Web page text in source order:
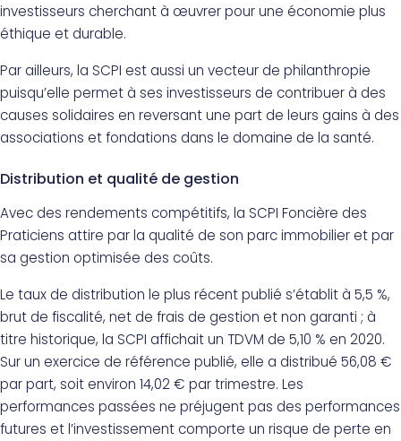
investisseurs cherchant à œuvrer pour une économie plus
éthique et durable.
Par ailleurs, la SCPI est aussi un vecteur de philanthropie
puisqu’elle permet à ses investisseurs de contribuer à des
causes solidaires en reversant une part de leurs gains à des
associations et fondations dans le domaine de la santé.
Distribution et qualité de gestion
Avec des rendements compétitifs, la SCPI Foncière des
Praticiens attire par la qualité de son parc immobilier et par
sa gestion optimisée des coûts.
Le taux de distribution le plus récent publié s’établit à 5,5 %,
brut de fiscalité, net de frais de gestion et non garanti ; à
titre historique, la SCPI affichait un TDVM de 5,10 % en 2020.
Sur un exercice de référence publié, elle a distribué 56,08 €
par part, soit environ 14,02 € par trimestre. Les
performances passées ne préjugent pas des performances
futures et l’investissement comporte un risque de perte en